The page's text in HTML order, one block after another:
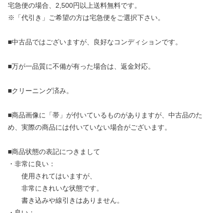
宅急便の場合、2,500円以上送料無料です。
※「代引き」ご希望の方は宅急便をご選択下さい。
■中古品ではございますが、良好なコンディションです。
■万が一品質に不備が有った場合は、返金対応。
■クリーニング済み。
■商品画像に「帯」が付いているものがありますが、中古品のた
め、実際の商品には付いていない場合がございます。
■商品状態の表記につきまして
・非常に良い：
使用されてはいますが、
非常にきれいな状態です。
書き込みや線引きはありません。